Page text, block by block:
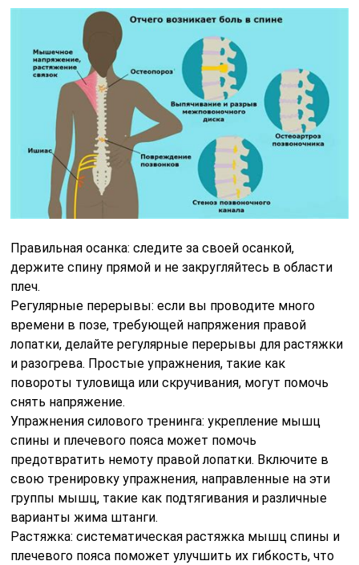
Правильная осанка: следите за своей осанкой,
держите спину прямой и не закругляйтесь в области
плеч.
Регулярные перерывы: если вы проводите много
времени в позе, требующей напряжения правой
лопатки, делайте регулярные перерывы для растяжки
и разогрева. Простые упражнения, такие как
повороты туловища или скручивания, могут помочь
снять напряжение.
Упражнения силового тренинга: укрепление мышц
спины и плечевого пояса может помочь
предотвратить немоту правой лопатки. Включите в
свою тренировку упражнения, направленные на эти
группы мышц, такие как подтягивания и различные
варианты жима штанги.
Растяжка: систематическая растяжка мышц спины и
плечевого пояса поможет улучшить их гибкость, что